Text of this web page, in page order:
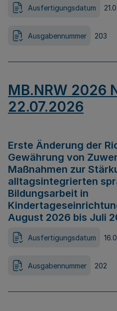
Ausfertigungsdatum
Ausgabennummer 203
MB.NRW 2026
22.07.2026
Erste Änderung der
Gewährung von
Maßnahmen zur
alltagsintegrierten
Bildungsarbeit in
August 2026 bis Juli
Ausfertigungsdatum
Ausgabennummer 202